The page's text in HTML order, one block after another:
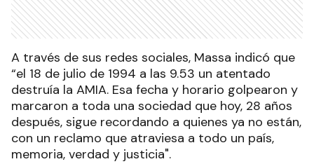
A través de sus redes sociales, Massa indicó que
“el 18 de julio de 1994 a las 9.53 un atentado
destruía la AMIA. Esa fecha y horario golpearon y
marcaron a toda una sociedad que hoy, 28 años
después, sigue recordando a quienes ya no están,
con un reclamo que atraviesa a todo un país,
memoria, verdad y justicia".